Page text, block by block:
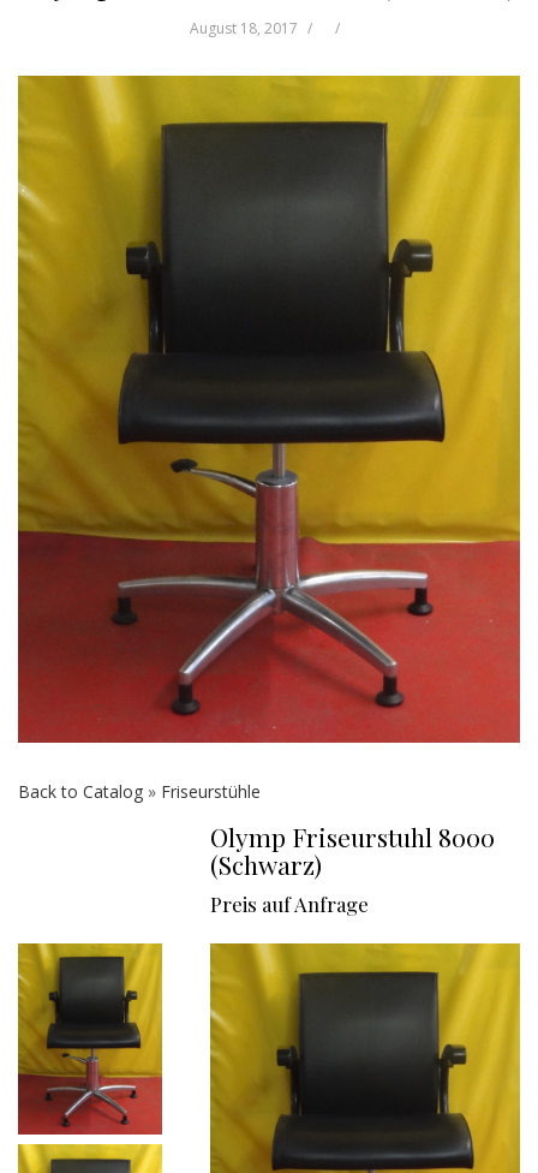
August 18, 2017
Back to Catalog Friseurstühle
Olymp Friseurstuhl 8000
(Schwarz)
Preis auf Anfrage